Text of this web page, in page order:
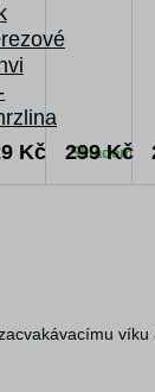
k
Kč
Skladem
299 Kč
víku